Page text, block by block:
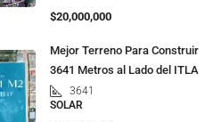
$20,000,000
Mejor Terreno Para Construir
3641 Metros al Lado del ITLA
3641
SOLAR